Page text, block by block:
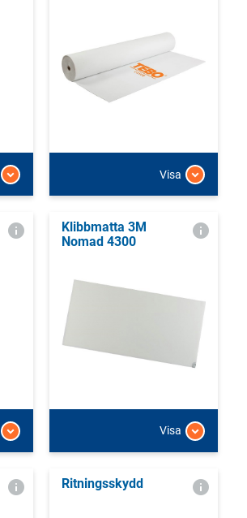
Visa
Klibbmatta 3M
Nomad 4300
Visa
Ritningsskydd